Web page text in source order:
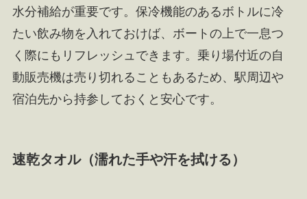
水分補給が重要です。保冷機能のあるボトルに冷
たい飲み物を入れておけば、ボートの上で一息つ
く際にもリフレッシュできます。乗り場付近の自
動販売機は売り切れることもあるため、駅周辺や
宿泊先から持参しておくと安心です。
速乾タオル（濡れた手や汗を拭ける）